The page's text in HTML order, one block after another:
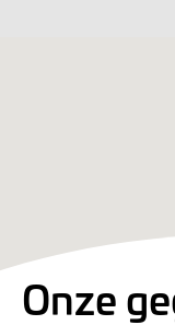
Onze